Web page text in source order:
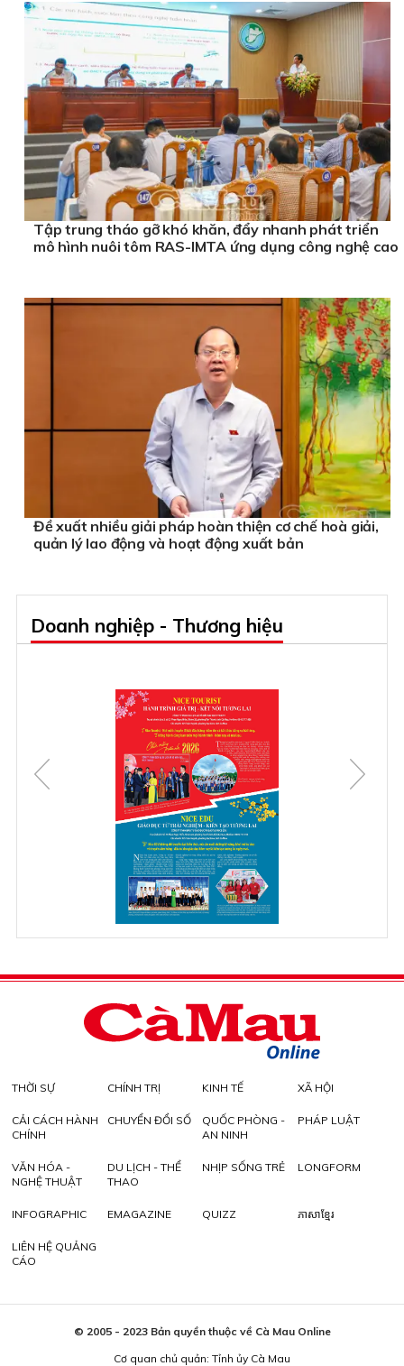
Tập trung tháo gỡ khó khăn, đẩy nhanh phát triển
mô hình nuôi tôm RAS-IMTA ứng dụng công nghệ cao
Đề xuất nhiều giải pháp hoàn thiện cơ chế hoà giải,
quản lý lao động và hoạt động xuất bản
Doanh nghiệp - Thương hiệu
THỜI SỰ CHÍNH TRỊ KINH TẾ XÃ HỘI
CẢI CÁCH HÀNH
CHÍNH
CHUYỂN ĐỔI SỐ
QUỐC PHÒNG -
AN NINH
PHÁP LUẬT
VĂN HÓA -
NGHỆ THUẬT
DU LỊCH - THỂ
THAO
NHỊP SỐNG TRẺ LONGFORM
INFOGRAPHIC EMAGAZINE QUIZZ ភាសាខ្មែរ
LIÊN HỆ QUẢNG
CÁO
© 2005 - 2023 Bản quyền thuộc về Cà Mau Online
Cơ quan chủ quản: Tỉnh ủy Cà Mau